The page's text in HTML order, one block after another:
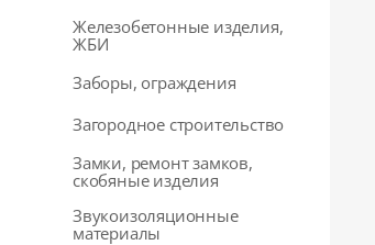
Железобетонные изделия,
ЖБИ
Заборы, ограждения
Загородное строительство
Замки, ремонт замков,
скобяные изделия
Звукоизоляционные
материалы